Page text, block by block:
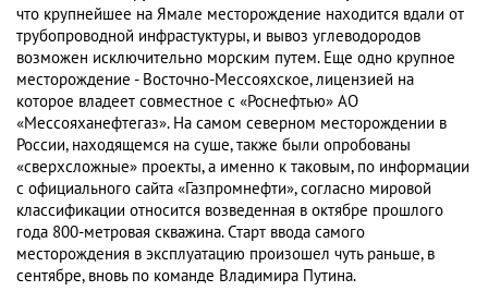
что крупнейшее на Ямале месторождение находится вдали от
трубопроводной инфрастуктуры, и вывоз углеводородов
возможен исключительно морским путем. Еще одно крупное
месторождение - Восточно-Мессояхское, лицензией на
которое владеет совместное с «Роснефтью» АО
«Мессояханефтегаз». На самом северном месторождении в
России, находящемся на суше, также были опробованы
«сверхсложные» проекты, а именно к таковым, по информации
с официального сайта «Газпромнефти», согласно мировой
классификации относится возведенная в октябре прошлого
года 800-метровая скважина. Старт ввода самого
месторождения в эксплуатацию произошел чуть раньше, в
сентябре, вновь по команде Владимира Путина.